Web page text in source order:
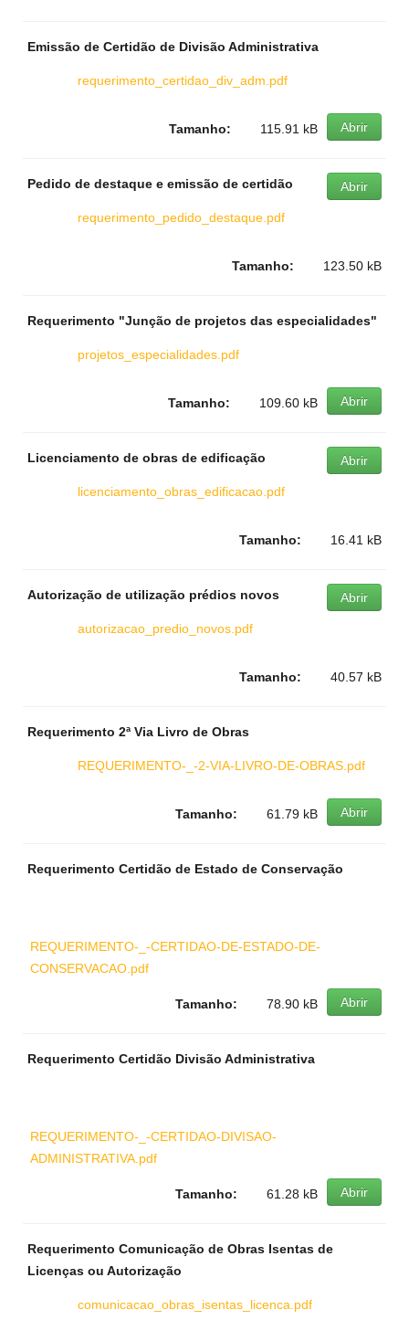
Emissão de Certidão de Divisão Administrativa
requerimento_certidao_div_adm.pdf
Abrir
Tamanho: 115.91 kB
Pedido de destaque e emissão de certidão
requerimento_pedido_destaque.pdf
Abrir
Tamanho: 123.50 kB
Requerimento "Junção de projetos das especialidades"
projetos_especialidades.pdf
Abrir
Tamanho: 109.60 kB
Licenciamento de obras de edificação
licenciamento_obras_edificacao.pdf
Abrir
Tamanho: 16.41 kB
Autorização de utilização prédios novos
autorizacao_predio_novos.pdf
Abrir
Tamanho: 40.57 kB
Requerimento 2ª Via Livro de Obras
REQUERIMENTO-_-2-VIA-LIVRO-DE-OBRAS.pdf
Abrir
Tamanho: 61.79 kB
Requerimento Certidão de Estado de Conservação
REQUERIMENTO-_-CERTIDAO-DE-ESTADO-DE-
CONSERVACAO.pdf
Abrir
Tamanho: 78.90 kB
Requerimento Certidão Divisão Administrativa
REQUERIMENTO-_-CERTIDAO-DIVISAO-
ADMINISTRATIVA.pdf
Abrir
Tamanho: 61.28 kB
Requerimento Comunicação de Obras Isentas de
Licenças ou Autorização
comunicacao_obras_isentas_licenca.pdf